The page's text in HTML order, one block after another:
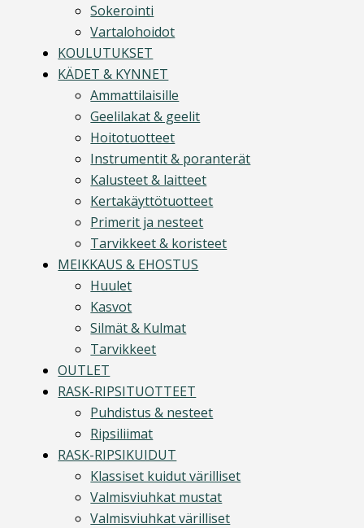
Sokerointi
Vartalohoidot
KOULUTUKSET
KÄDET & KYNNET
Ammattilaisille
Geelilakat & geelit
Hoitotuotteet
Instrumentit & poranterät
Kalusteet & laitteet
Kertakäyttötuotteet
Primerit ja nesteet
Tarvikkeet & koristeet
MEIKKAUS & EHOSTUS
Huulet
Kasvot
Silmät & Kulmat
Tarvikkeet
OUTLET
RASK-RIPSITUOTTEET
Puhdistus & nesteet
Ripsiliimat
RASK-RIPSIKUIDUT
Klassiset kuidut värilliset
Valmisviuhkat mustat
Valmisviuhkat värilliset